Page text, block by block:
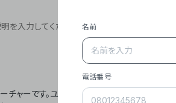
-
-
名前
電話番号